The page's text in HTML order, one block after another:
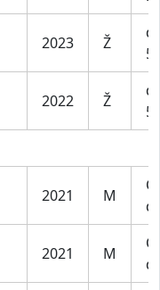
2023 Ž
5
2022 Ž
5
2021 M
2021 M